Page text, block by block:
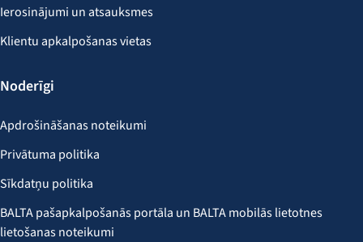
Ierosinājumi un atsauksmes
Klientu apkalpošanas vietas
Noderīgi
Apdrošināšanas noteikumi
Privātuma politika
Sīkdatņu politika
BALTA pašapkalpošanās portāla un BALTA mobilās lietotnes
lietošanas noteikumi